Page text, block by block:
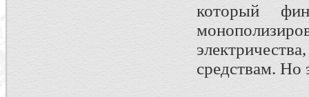
который
средствам. Но